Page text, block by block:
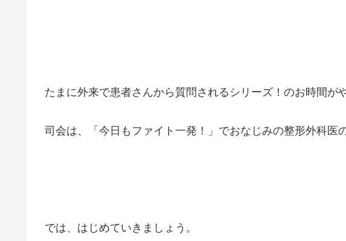
たまに外来で患者さんから質問されるシリーズ！のお時間が
司会は、「今日もファイト一発！」でおなじみの整形外科医
では、はじめていきましょう。